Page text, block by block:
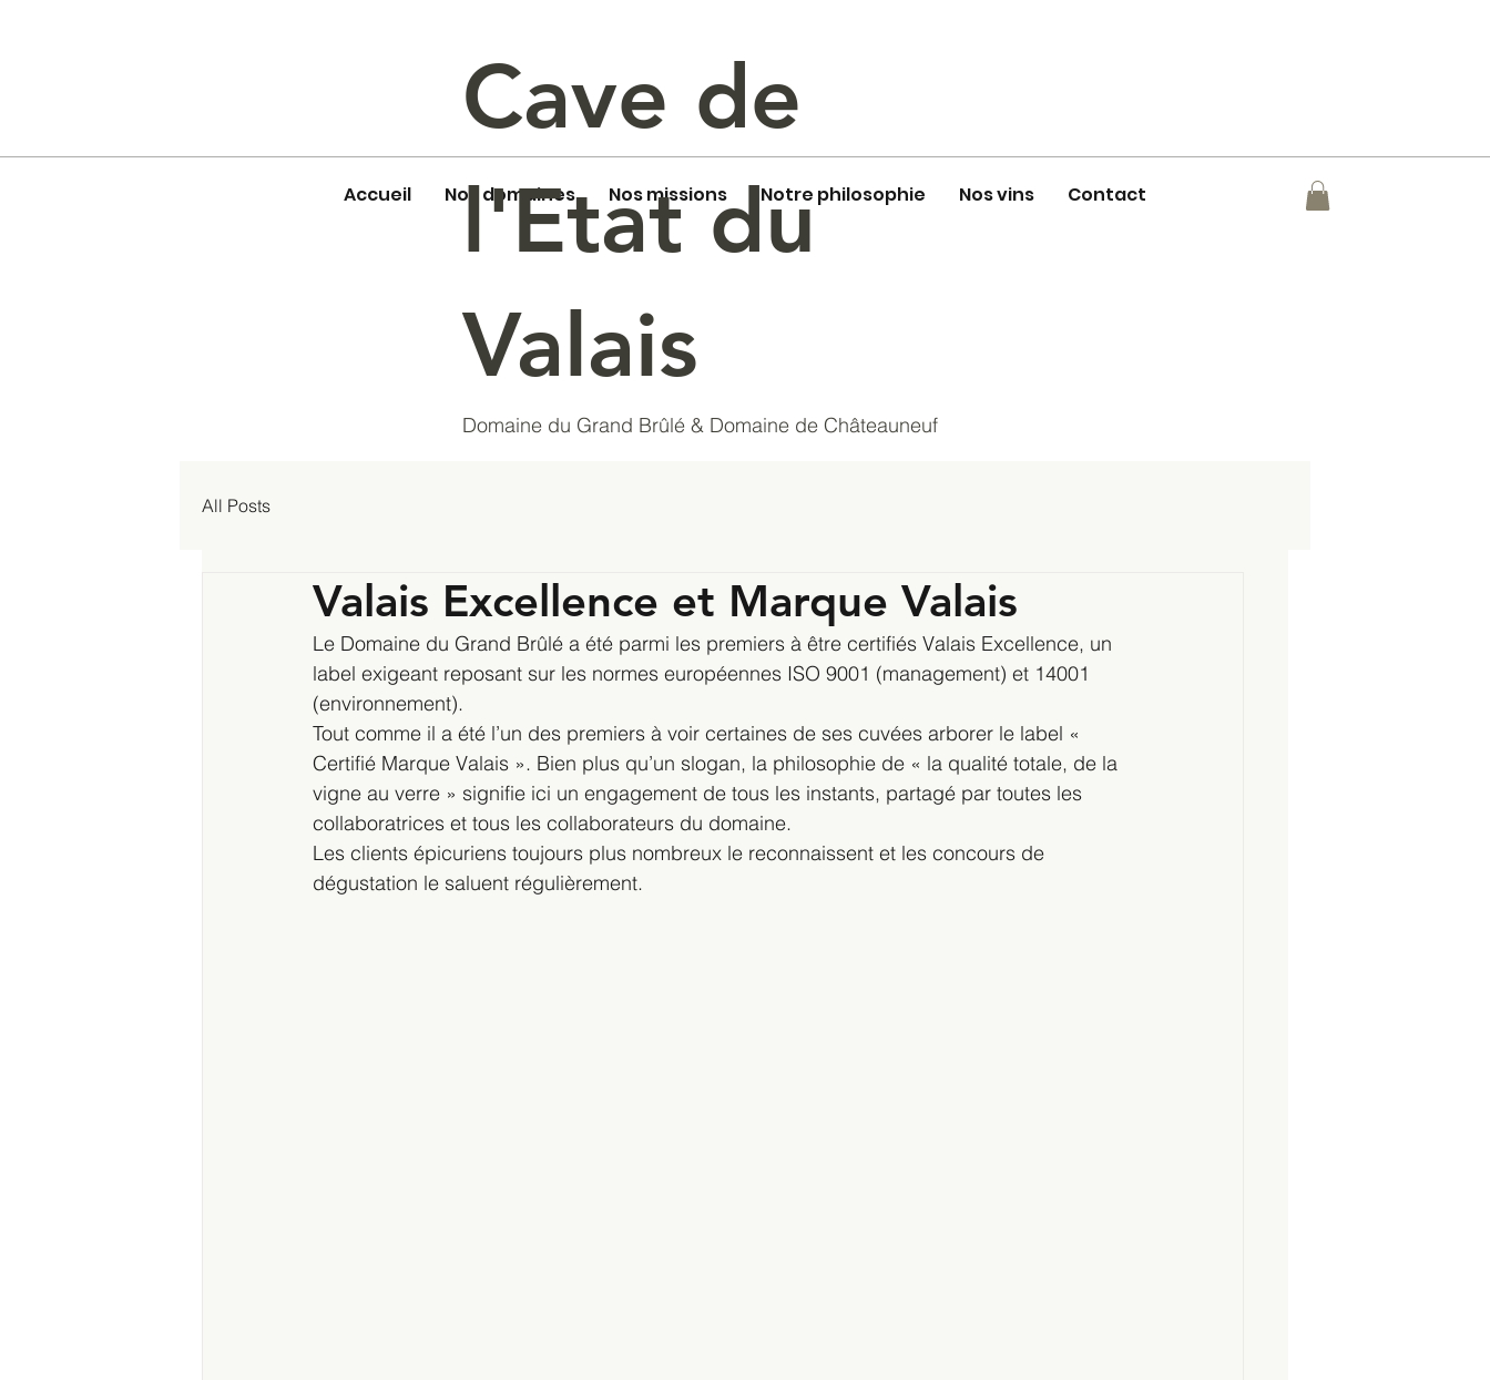
Accueil Nos domaines Nos missions Notre philosophie Nos vins Contact
Cave de
l'Etat du
Valais
Domaine du Grand Brûlé & Domaine de Châteauneuf
All Posts
Valais Excellence et Marque Valais
Le Domaine du Grand Brûlé a été parmi les premiers à être certifiés Valais Excellence, un
label exigeant reposant sur les normes européennes ISO 9001 (management) et 14001
(environnement).
Tout comme il a été l’un des premiers à voir certaines de ses cuvées arborer le label «
Certifié Marque Valais ». Bien plus qu’un slogan, la philosophie de « la qualité totale, de la
vigne au verre » signifie ici un engagement de tous les instants, partagé par toutes les
collaboratrices et tous les collaborateurs du domaine.
Les clients épicuriens toujours plus nombreux le reconnaissent et les concours de
dégustation le saluent régulièrement.